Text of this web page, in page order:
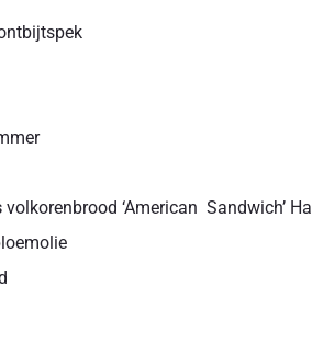
volkorenbrood ‘American Sandwich’